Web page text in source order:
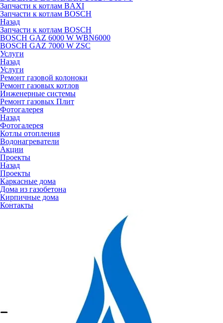
Запчасти к котлам BAXI
Запчасти к котлам BOSCH
Назад
Запчасти к котлам BOSCH
BOSCH GAZ 6000 W WBN6000
BOSCH GAZ 7000 W ZSC
Услуги
Назад
Услуги
Ремонт газовой колоноки
Ремонт газовых котлов
Инженерные системы
Ремонт газовых Плит
Фотогалерея
Назад
Фотогалерея
Котлы отопления
Водонагреватели
Акции
Проекты
Назад
Проекты
Каркасные дома
Дома из газобетона
Кирпичные дома
Контакты